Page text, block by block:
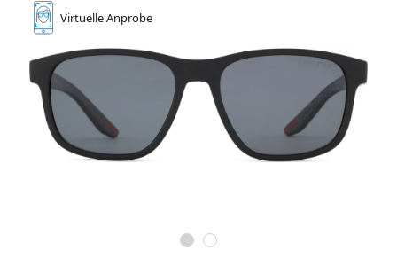
VirtuelleAnprobe